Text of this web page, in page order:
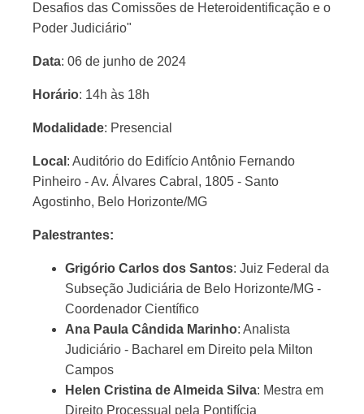
Desafios das Comissões de Heteroidentificação e o
Poder Judiciário"
Data: 06 de junho de 2024
Horário: 14h às 18h
Modalidade: Presencial
Local : Auditório do Edifício Antônio Fernando
Pinheiro - Av. Álvares Cabral, 1805 - Santo
Agostinho, Belo Horizonte/MG
Palestrantes:
Grigório Carlos dos Santos: Juiz Federal da
Subseção Judiciária de Belo Horizonte/MG -
Coordenador Científico
Ana Paula Cândida Marinho: Analista
Judiciário - Bacharel em Direito pela Milton
Campos
Helen Cristina de Almeida Silva: Mestra em
Direito Processual pela Pontifícia